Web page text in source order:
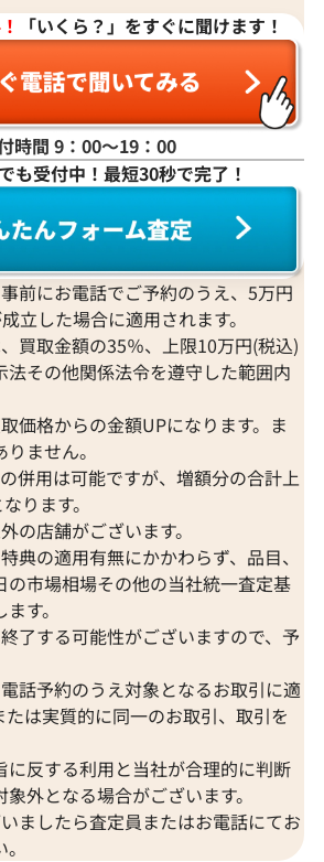
「いくら？」をすぐに聞けます！
時間 9：00〜19：00
も受付中！最短30秒で完了！
前にお電話でご予約のうえ、5万円
立した場合に適用されます。
買取金額の35％、上限10万円(税込)
法その他関係法令を遵守した範囲内
価格からの金額UPになります。ま
ません。
併用は可能ですが、増額分の合計上
ります。
の店舗がございます。
典の適用有無にかかわらず、品目、
の市場相場その他の当社統一査定基
す。
了する可能性がございますので、予
話予約のうえ対象となるお取引に適
は実質的に同一のお取引、取引を
に反する利用と当社が合理的に判断
外となる場合がございます。
ましたら査定員またはお電話にてお